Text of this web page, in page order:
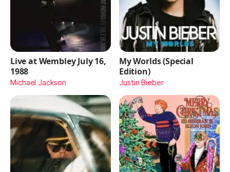
Live at Wembley July 16,
1988
Michael Jackson
My Worlds (Special
Edition)
Justin Bieber